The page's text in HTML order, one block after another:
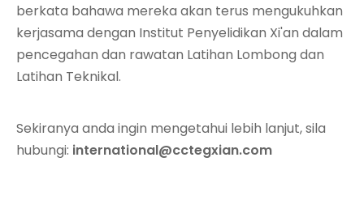
berkata bahawa mereka akan terus mengukuhkan
kerjasama dengan Institut Penyelidikan Xi'an dalam
pencegahan dan rawatan Latihan Lombong dan
Latihan Teknikal.
Sekiranya anda ingin mengetahui lebih lanjut, sila
hubungi: international@cctegxian.com